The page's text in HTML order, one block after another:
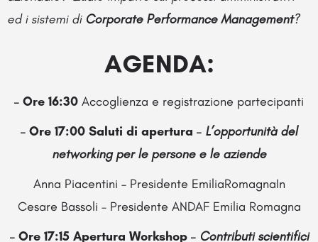
ed i sistemi di Corporate Performance Management?
AGENDA:
– Ore 16:30 Accoglienza e registrazione partecipanti
– Ore 17:00 Saluti di apertura – L’opportunità del
networking per le persone e le aziende
Anna Piacentini – Presidente EmiliaRomagnaIn
Cesare Bassoli – Presidente ANDAF Emilia Romagna
– Ore 17:15 Apertura Workshop – Contributi scientifici